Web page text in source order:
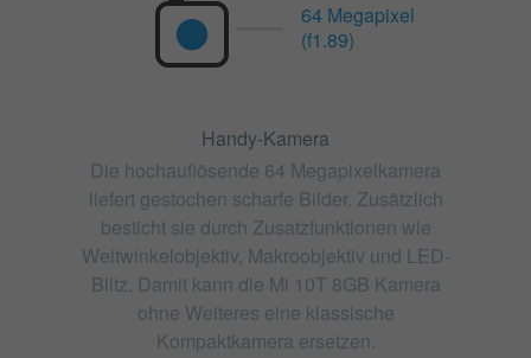
64 Megapixel
(f1.89)
Handy-Kamera
Die hochauflösende 64 Megapixelkamera
liefert gestochen scharfe Bilder. Zusätzlich
besticht sie durch Zusatzfunktionen wie
Weitwinkelobjektiv, Makroobjektiv und LED-
Blitz. Damit kann die Mi 10T 8GB Kamera
ohne Weiteres eine klassische
Kompaktkamera ersetzen.